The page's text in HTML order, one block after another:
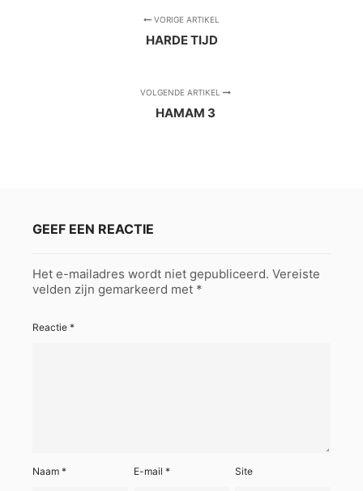
VORIGE ARTIKEL
HARDE TIJD
VOLGENDE ARTIKEL
HAMAM 3
GEEF EEN REACTIE
Het e-mailadres wordt niet gepubliceerd. Vereiste
velden zijn gemarkeerd met *
Reactie *
Naam * E-mail* Site